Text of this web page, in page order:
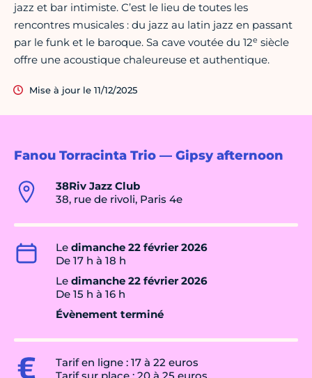
Fanou Torracinta Trio — Gipsy afternoon
38Riv Jazz Club
38, rue de rivoli, Paris 4e
Le dimanche 22 février 2026
De 17 h à 18 h
Le dimanche 22 février 2026
De 15 h à 16 h
Évènement terminé
Tarif en ligne : 17 à 22 euros
jazz et bar intimiste. C’est le lieu de toutes les
rencontres musicales : du jazz au latin jazz en passant
par le funk et le baroque. Sa cave voutée du 12e siècle
offre une acoustique chaleureuse et authentique.
Mise à jour le 11/12/2025